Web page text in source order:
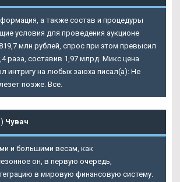
а также состав и процедуры
условия для проведения аукционе
млн рублей, спрос при этом превысил
раза, составив 1,97 млрд. Микс цена
интригу на любых заюха писал(а): Не
позже. Все.
Чувач
и большими весам, как
он, в первую очередь,
в мировую финансовую систему.